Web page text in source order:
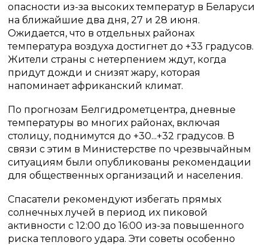
опасности из-за высоких температур в Беларуси
на ближайшие два дня, 27 и 28 июня.
Ожидается, что в отдельных районах
температура воздуха достигнет до +33 градусов.
Жители страны с нетерпением ждут, когда
придут дожди и снизят жару, которая
напоминает африканский климат.
По прогнозам Белгидрометцентра, дневные
температуры во многих районах, включая
столицу, поднимутся до +30...+32 градусов. В
связи с этим в Министерстве по чрезвычайным
ситуациям были опубликованы рекомендации
для общественных организаций и населения.
Спасатели рекомендуют избегать прямых
солнечных лучей в период их пиковой
активности с 12:00 до 16:00 из-за повышенного
риска теплового удара. Эти советы особенно